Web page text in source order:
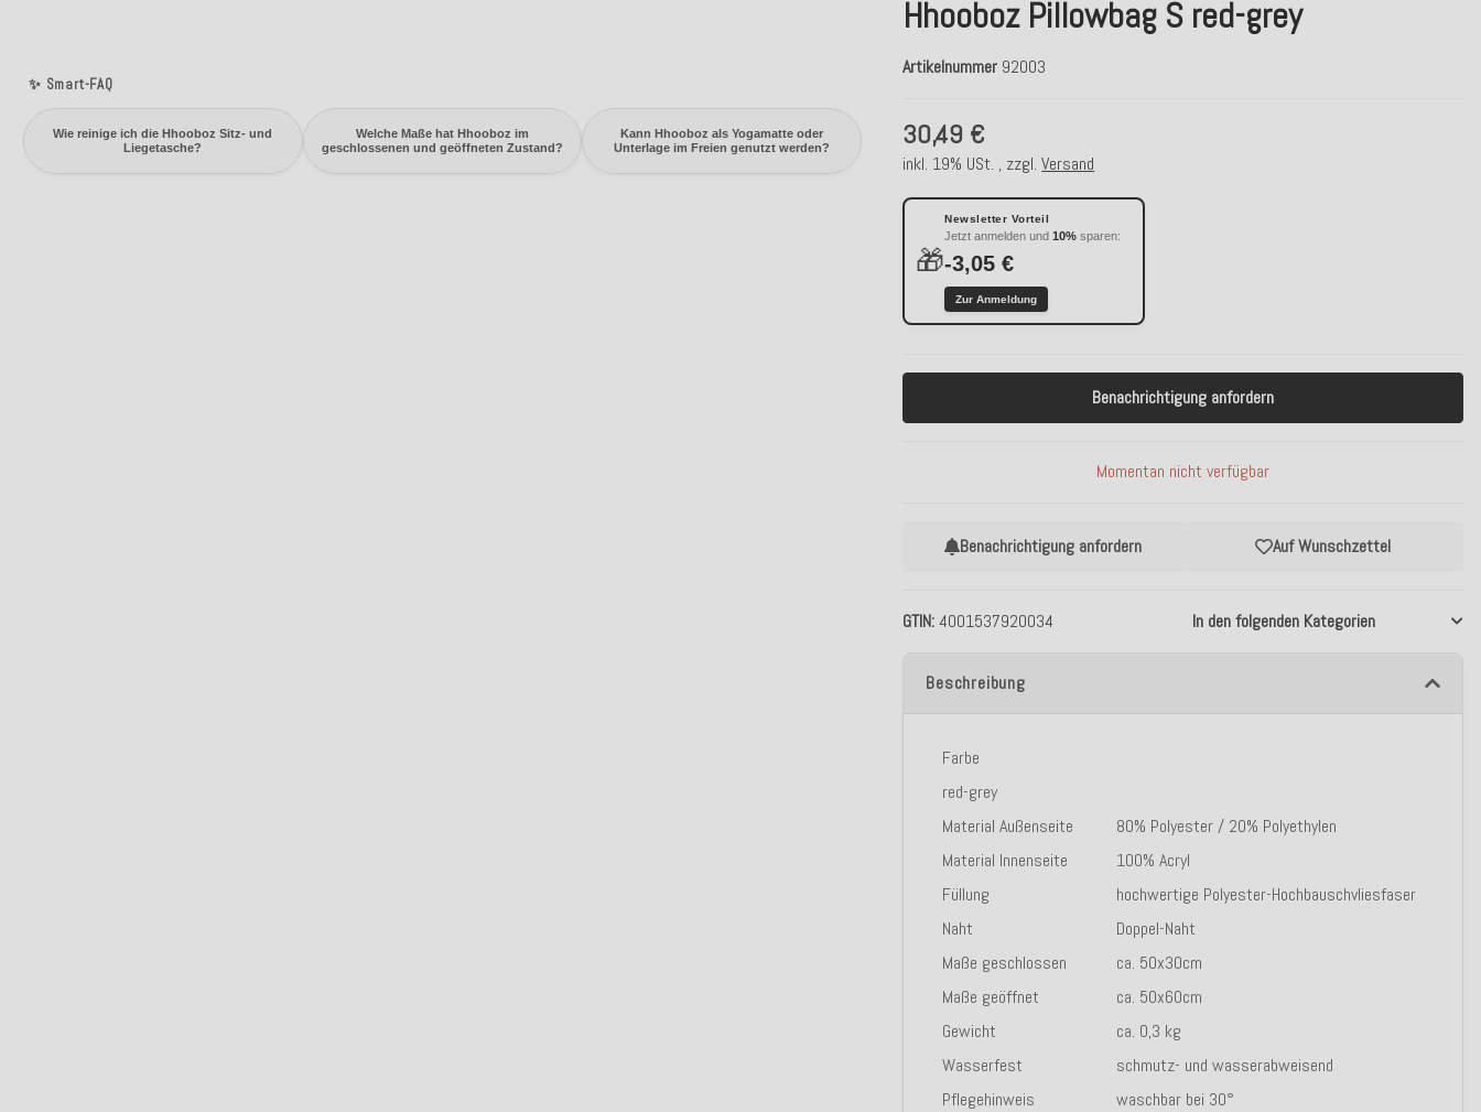
✨ Smart-FAQ
Wie reinige ich die Hhooboz Sitz- und
Liegetasche?
Welche Maße hat Hhooboz im
geschlossenen und geöffneten Zustand?
Kann Hhooboz als Yogamatte oder
Unterlage im Freien genutzt werden?
Hhooboz Pillowbag S red-grey
Artikelnummer 92003
GTIN 4001537920034 In den folgenden Kategorien
30,49 €
inkl. 19% USt. , zzgl.Versand
🎁
Newsletter Vorteil
Jetzt anmelden und10% sparen:
-3,05 €
Zur Anmeldung
Benachrichtigung anfordern Auf Wunschzettel
Benachrichtigung anfordern
Momentan nicht verfügbar
Beschreibung
Farbe
red-grey
Material Außenseite
80% Polyester / 20% Polyethylen
Material Innenseite
100% Acryl
Füllung
hochwertige Polyester-Hochbauschvliesfaser
Naht
Doppel-Naht
Maße geschlossen
ca. 50x30cm
Maße geöffnet
ca. 50x60cm
Gewicht
ca. 0,3 kg
Wasserfest
schmutz- und wasserabweisend
Pflegehinweis
waschbar bei 30°